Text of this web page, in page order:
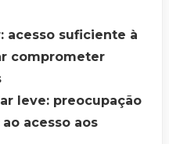
acesso suficiente à
comprometer
leve: preocupação
acesso aos